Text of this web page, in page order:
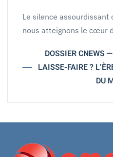
Le silence assourdissant
nous atteignons le cœur
DOSSIER CNEWS
LAISSE-FAIRE ?
DU